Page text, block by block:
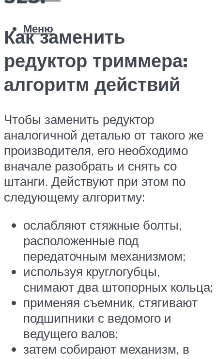
Меню
Как заменить
редуктор триммера:
алгоритм действий
Чтобы заменить редуктор
аналогичной деталью от такого же
производителя, его необходимо
вначале разобрать и снять со
штанги. Действуют при этом по
следующему алгоритму:
ослабляют стяжные болты,
расположенные под
передаточным механизмом;
используя круглогубцы,
снимают два штопорных кольца;
применяя съемник, стягивают
подшипники с ведомого и
ведущего валов;
затем собирают механизм, в